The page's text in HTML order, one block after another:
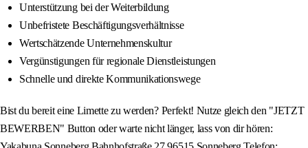
Unterstützung bei der Weiterbildung
Unbefristete Beschäftigungsverhältnisse
Wertschätzende Unternehmenskultur
Vergünstigungen für regionale Dienstleistungen
Schnelle und direkte Kommunikationswege
Bist du bereit eine Limette zu werden? Perfekt! Nutze gleich den "JETZT
BEWERBEN" Button oder warte nicht länger, lass von dir hören: